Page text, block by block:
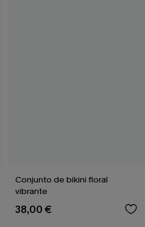
Conjunto de bikini floral
vibrante
38,00 €